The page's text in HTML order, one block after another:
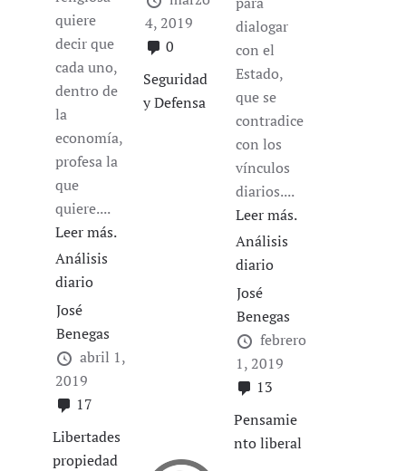
quiere
decir que
cada uno,
dentro de
la
economía,
profesa la
que
quiere....
Leer más.
Análisis
diario
José
Benegas
abril 1,
2019
17
Libertades
propiedad
4, 2019
0
Seguridad
y Defensa
dialogar
con el
Estado,
que se
contradice
con los
vínculos
diarios....
Leer más.
Análisis
diario
José
Benegas
febrero
1, 2019
13
Pensamie
nto liberal